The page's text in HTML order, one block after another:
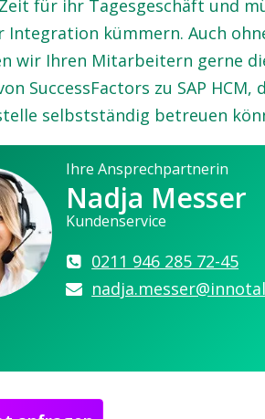
für ihr Tagesgeschäft und
Integration kümmern. Auch
wir Ihren Mitarbeitern gerne
SuccessFactors zu SAP
selbstständig betreuen
Ihre Ansprechpartnerin
Nadja Messer
Kundenservice
0211 946 285 72-45